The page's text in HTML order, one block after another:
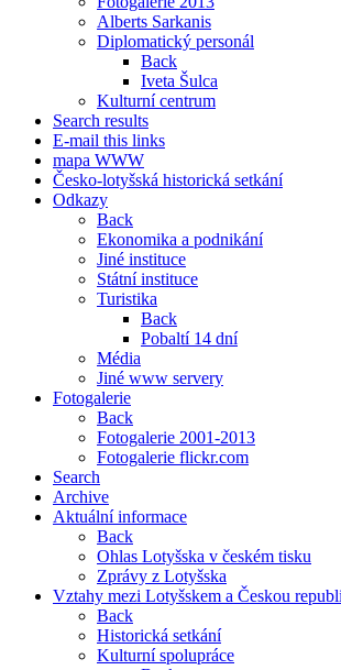
Alberts Sarkanis
Diplomatický personál
Back
Iveta Šulca
Kulturní centrum
Search results
E-mail this links
mapa WWW
Česko-lotyšská historická setkání
Odkazy
Back
Ekonomika a podnikání
Jiné instituce
Státní instituce
Turistika
Back
Pobaltí 14 dní
Média
Jiné www servery
Fotogalerie
Back
Fotogalerie 2001-2013
Fotogalerie flickr.com
Search
Archive
Aktuální informace
Back
Ohlas Lotyšska v českém tisku
Zprávy z Lotyšska
Vztahy mezi Lotyšskem a Českou
Back
Historická setkání
Kulturní spolupráce